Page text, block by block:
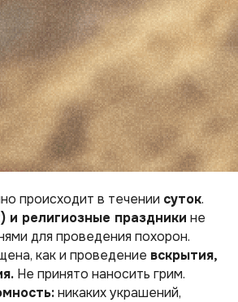
происходит в течении суток.
и религиозные праздники не
для проведения похорон.
как и проведение вскрытия,
Не принято наносить грим.
никаких украшений,